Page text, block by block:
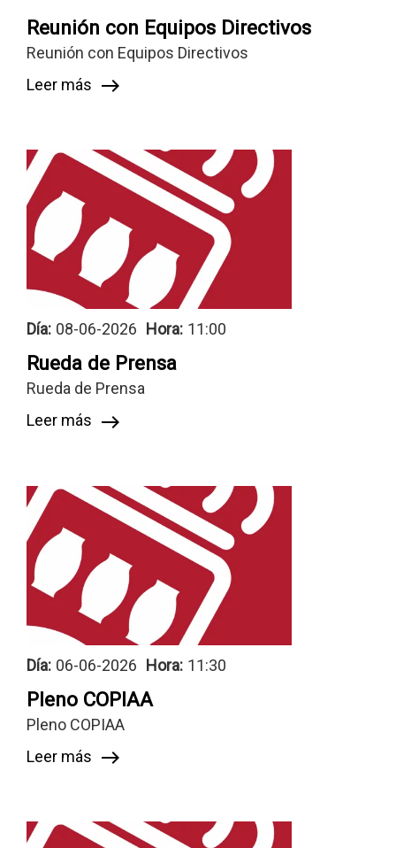
Reunión con Equipos Directivos
Reunión con Equipos Directivos
Leer más east
Día: 08-06-2026 Hora: 11:00
Rueda de Prensa
Rueda de Prensa
Leer más east
Día: 06-06-2026 Hora: 11:30
Pleno COPIAA
Pleno COPIAA
Leer más east